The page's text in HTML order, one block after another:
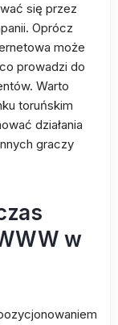
się przez
Oprócz
może
prowadzi do
Warto
toruńskim
działania
graczy
w